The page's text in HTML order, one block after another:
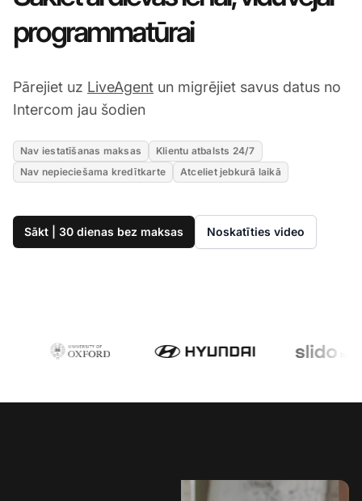
programmatūrai
Pārejiet uz LiveAgent un migrējiet savus datus no
Intercom jau šodien
Nav iestatīšanas maksas
Klientu atbalsts 24/7
Nav nepieciešama kredītkarte
Atceliet jebkurā laikā
Sākt | 30 dienas bez maksas Noskatīties video